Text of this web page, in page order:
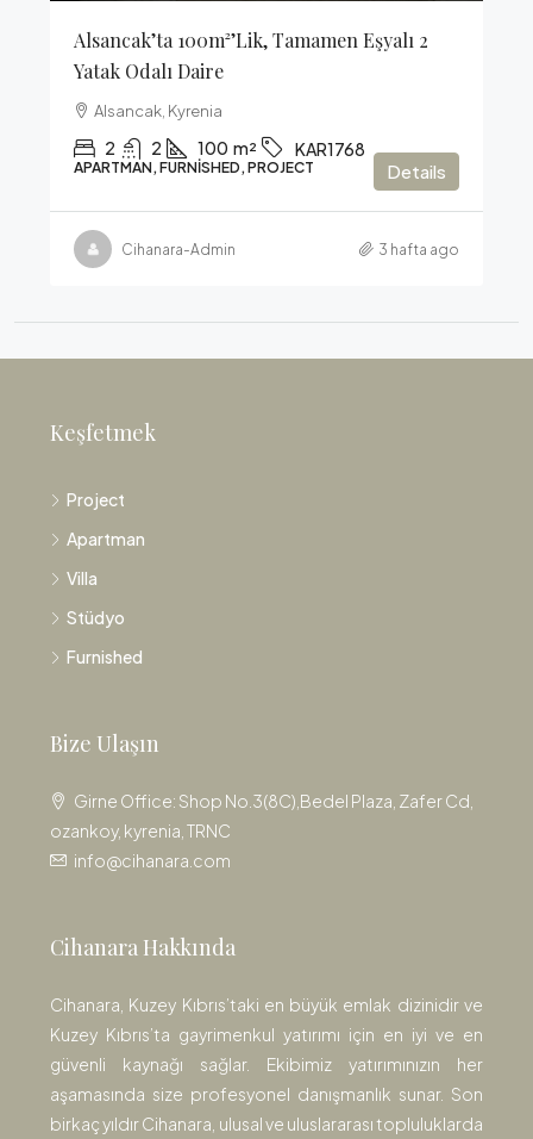
Alsancak’ta 100m²’lik, Tamamen Eşyalı 2
Yatak Odalı Daire
Alsancak, Kyrenia
2 2 100 m² KAR1768
APARTMAN, FURNISHED, PROJECT Details
Cihanara-Admin 3 hafta ago
Keşfetmek
Project
Apartman
Villa
Stüdyo
Furnished
Bize Ulaşın
Girne Office: Shop No.3(8C),Bedel Plaza, Zafer Cd,
ozankoy, kyrenia, TRNC
info@cihanara.com
Cihanara Hakkında
Cihanara, Kuzey Kıbrıs’taki en büyük emlak dizinidir ve
Kuzey Kıbrıs’ta gayrimenkul yatırımı için en iyi ve en
güvenli kaynağı sağlar. Ekibimiz yatırımınızın her
aşamasında size profesyonel danışmanlık sunar. Son
birkaç yıldır Cihanara, ulusal ve uluslararası topluluklarda